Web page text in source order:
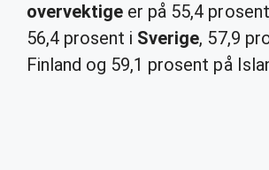
overvektige er på 55,4
56,4 prosent i Sverige, 57,9
Finland og 59,1 prosent på